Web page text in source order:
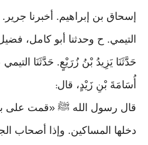
إسحاق بن إبراهيم. أخبرنا
التيمي. ح وحدثنا أبو كامل،
حَدَّثَنَا يَزِيدُ بْنُ زُرَيْعٍ. حَدَّثَنَا
أُسَامَةَ بْنِ زَيْدٍ، قال:
قال رسول الله ﷺ «قمت على
دخلها المساكين. وإذا أصحاب